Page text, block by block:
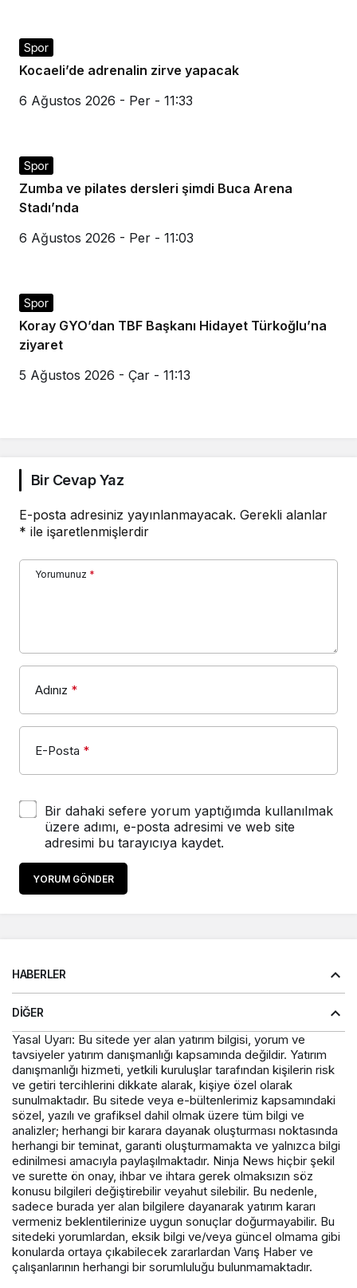
Spor
Kocaeli’de adrenalin zirve yapacak
6 Ağustos 2026 - Per - 11:33
Spor
Zumba ve pilates dersleri şimdi Buca Arena
Stadı’nda
6 Ağustos 2026 - Per - 11:03
Spor
Koray GYO’dan TBF Başkanı Hidayet Türkoğlu’na
ziyaret
5 Ağustos 2026 - Çar - 11:13
Bir Cevap Yaz
E-posta adresiniz yayınlanmayacak. Gerekli alanlar
* ile işaretlenmişlerdir
Yorumunuz *
Adınız *
E-Posta *
Bir dahaki sefere yorum yaptığımda kullanılmak
üzere adımı, e-posta adresimi ve web site
adresimi bu tarayıcıya kaydet.
YORUM GÖNDER
HABERLER
DIĞER
Yasal Uyarı: Bu sitede yer alan yatırım bilgisi, yorum ve
tavsiyeler yatırım danışmanlığı kapsamında değildir. Yatırım
danışmanlığı hizmeti, yetkili kuruluşlar tarafından kişilerin risk
ve getiri tercihlerini dikkate alarak, kişiye özel olarak
sunulmaktadır. Bu sitede veya e-bültenlerimiz kapsamındaki
sözel, yazılı ve grafiksel dahil olmak üzere tüm bilgi ve
analizler; herhangi bir karara dayanak oluşturması noktasında
herhangi bir teminat, garanti oluşturmamakta ve yalnızca bilgi
edinilmesi amacıyla paylaşılmaktadır. Ninja News hiçbir şekil
ve surette ön onay, ihbar ve ihtara gerek olmaksızın söz
konusu bilgileri değiştirebilir veyahut silebilir. Bu nedenle,
sadece burada yer alan bilgilere dayanarak yatırım kararı
vermeniz beklentilerinize uygun sonuçlar doğurmayabilir. Bu
sitedeki yorumlardan, eksik bilgi ve/veya güncel olmama gibi
konularda ortaya çıkabilecek zararlardan Varış Haber ve
çalışanlarının herhangi bir sorumluluğu bulunmamaktadır.